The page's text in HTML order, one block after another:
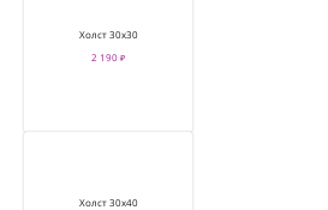
Холст 30х30
2 190 ₽
Холст 30х40